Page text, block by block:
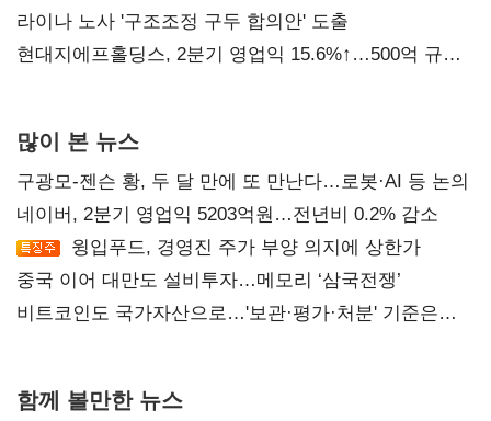
라이나 노사 '구조조정 구두 합의안' 도출
현대지에프홀딩스, 2분기 영업익 15.6%↑…500억 규모
많이 본 뉴스
구광모-젠슨 황, 두 달 만에 또 만난다…로봇·AI 등 논의
네이버, 2분기 영업익 5203억원…전년비 0.2% 감소
윙입푸드, 경영진 주가 부양 의지에 상한가
중국 이어 대만도 설비투자…메모리 ‘삼국전쟁’
비트코인도 국가자산으로…'보관·평가·처분' 기준은
함께 볼만한 뉴스